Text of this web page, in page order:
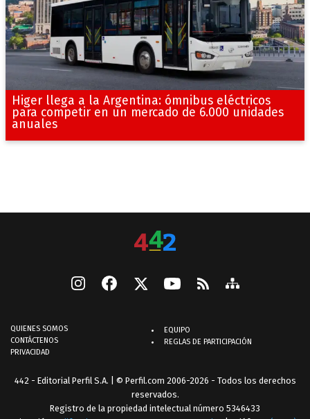
Higer llega a la Argentina: ómnibus eléctricos
para competir en un mercado de 6.000 unidades
anuales
QUIENES SOMOS
CONTÁCTENOS
PRIVACIDAD
EQUIPO
REGLAS DE PARTICIPACIÓN
442 - Editorial Perfil S.A. | © Perfil.com 2006-2026 - Todos los derechos
reservados.
Registro de la propiedad intelectual número 5346433